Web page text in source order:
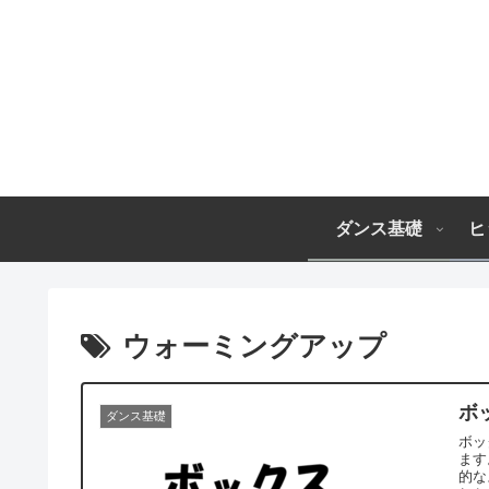
ダンス基礎
ウォーミングアップ
ダンス基礎 ボ
ボ
ます。 英語で「Box」です。 ディスコ時
的なステップ